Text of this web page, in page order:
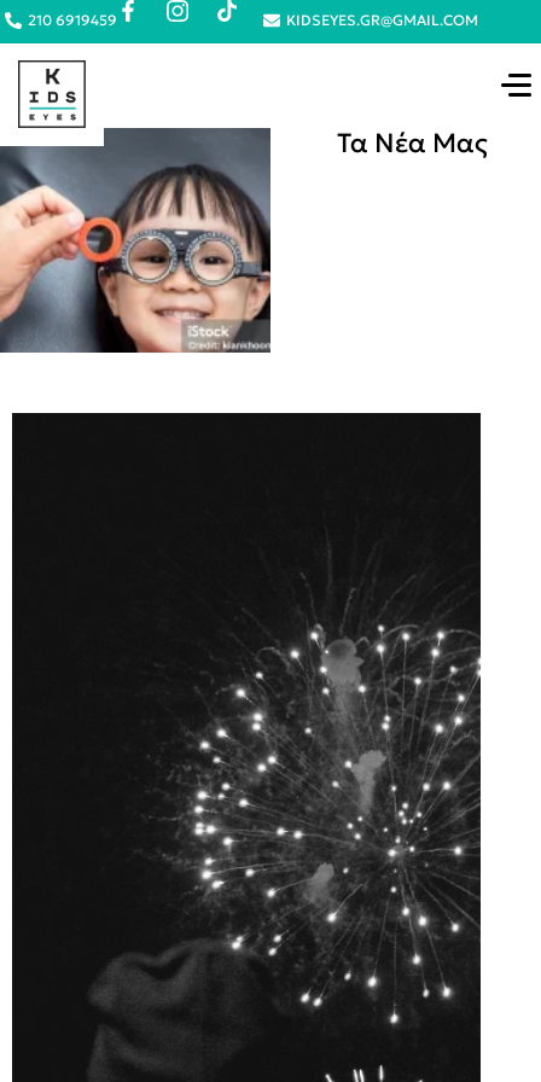
210 6919459 KIDSEYES.GR@GMAIL.COM
Τα Νέα Μας